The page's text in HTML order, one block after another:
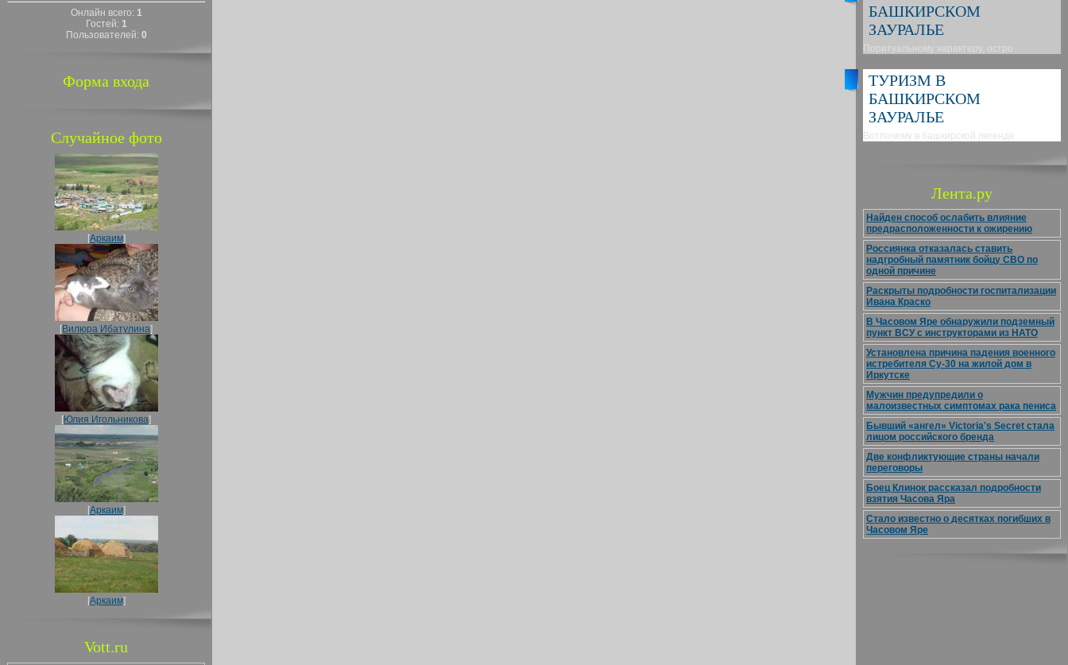
Онлайн всего: 1
Гостей: 1
Пользователей: 0
Форма входа
Случайное фото
[Аркаим]
[Вилюра Ибатулина]
[Юлия Игольникова]
[Аркаим]
[Аркаим]
Vott.ru
БАШКИРСКОМ
ЗАУРАЛЬЕ
Поритуальному характеру, остро
ТУРИЗМ В
БАШКИРСКОМ
ЗАУРАЛЬЕ
Вотпочему в башкирской легенде
Лента.ру
Найден способ ослабить влияние
предрасположенности к ожирению
Россиянка отказалась ставить
надгробный памятник бойцу СВО по
одной причине
Раскрыты подробности госпитализации
Ивана Краско
В Часовом Яре обнаружили подземный
пункт ВСУ с инструкторами из НАТО
Установлена причина падения военного
истребителя Су-30 на жилой дом в
Иркутске
Мужчин предупредили о
малоизвестных симптомах рака пениса
Бывший «ангел» Victoria's Secret стала
лицом российского бренда
Две конфликтующие страны начали
переговоры
Боец Клинок рассказал подробности
взятия Часова Яра
Стало известно о десятках погибших в
Часовом Яре